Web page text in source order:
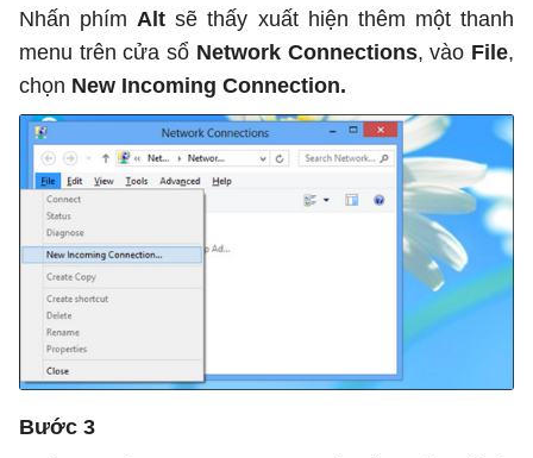
Nhấn phímAlt sẽ thấy xuất hiện thêm một thanh
menu trên cửa sổ Network Connections, vào File,
chọn New Incoming Connection.
Bước 3